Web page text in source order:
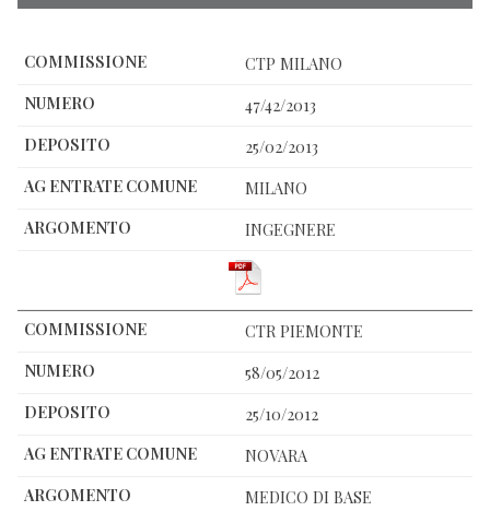
CTP MILANO
47/42/2013
25/02/2013
MILANO
INGEGNERE
CTR PIEMONTE
58/05/2012
25/10/2012
NOVARA
MEDICO DI BASE